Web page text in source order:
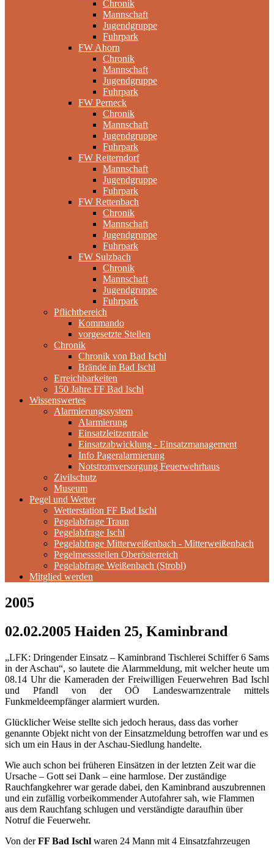
Chronik
Mannschaft
Jugendgruppe
Fuhrpark
FW Ahorn
Chronik
Mannschaft
Jugendgruppe
Fuhrpark
FW Perneck
Chronik
Mannschaft
Jugendgruppe
Fuhrpark
FW Reiterndorf
Mannschaft
Jugendgruppe
Fuhrpark
FW Rettenbach
Chronik
Mannschaft
Jugendgruppe
Fuhrpark
FW Sulzbach
Chronik
Mannschaft
Jugendgruppe
Fuhrpark
Pflichtbereich
Kommando
vorgesetzte Stellen
Chronik
Chronik von Bad Ischl
Brände in Bad Ischl
Erreichbarkeiten
150 Jahre FF Bad Ischl
Wissenswertes
Alarmierungssystem
Alarmierung
Einsatzleitzentrale
Einsatzabwicklung - Einsatzmanagement
Info Pageralarmierung
Notstromversorgung Feuerwehrhaus
Zivilschutz
Museum
Pegel und Wetter
Wetterstation FF Bad Ischl
Pegelabfrage Traun
Pegelabfrage Ischl
Pegelabfrage Mitterweißenbach - Mitterweißenbach
Pegelmessstellen Oberösterreich
Pegelabfrage Weißenbach (Strobl)
Mitglied werden
2005
02.02.2005 Haiden 25, Kaminbrand
„LFK: Dringender Einsatz – Kaminbrand Tischlerei Schiffer 6 Sams
in der Aschau“, so lautete die Alarmmeldung, mit welcher heute um
08.14 Uhr die Kameraden der Freiwilligen Feuerwehren Bad Ischl
und Pfandl von der OÖ Landeswarnzentrale mittels
Funkmeldeempfänger alarmiert wurden.
Glücklicher Weise stellte sich jedoch heraus, dass das vorher
genannte Objekt nicht von der Einsatzmeldung betroffen war und es
sich um ein Haus in der Aschau-Siedlung handelte.
Wie auch schon bei früheren Einsätzen in der letzten Zeit war die
Ursache – Gott sei Dank – eine harmlose. Der zuständige
Rauchfangkehrer war gerade dabei, den Kaminbrand auszubrennen
und ein zufällig vorbeikommender Autofahrer sah, wie Flammen
aus dem Rauchfang schlugen und verständigte daraufhin über
Notruf die Feuerwehr.
Von derFF Bad Ischl waren 24 Mann mit 4 Einsatzfahrzeugen